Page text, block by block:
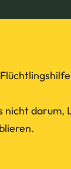
darum,